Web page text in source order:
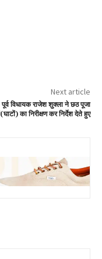
Next article
पूर्व विधायक राजेश शुक्ला ने छठ पूजा
का निरीक्षण कर निर्देश देते हुए